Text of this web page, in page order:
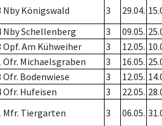
Nby Königswald 3 29.04.
Nby Schellenberg 3 09.05.
Opf. Am Kühweiher 3 12.05.
Ofr. Michaelsgraben 3 16.05.
Ofr. Bodenwiese 3 12.05.
Ofr. Hufeisen 3 22.05.
Mfr. Tiergarten 3 06.05.